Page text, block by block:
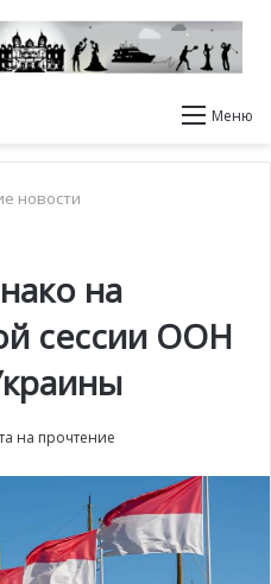
Меню
новости
на
сессии ООН
на прочтение